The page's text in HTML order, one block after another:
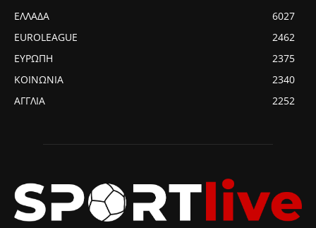
ΕΛΛΑΔΑ
6027
EUROLEAGUE
2462
ΕΥΡΩΠΗ
2375
ΚΟΙΝΩΝΙΑ
2340
ΑΓΓΛΙΑ
2252